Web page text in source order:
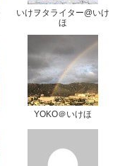
いけヲタライター@いけ
ほ
YOKO＠いけほ